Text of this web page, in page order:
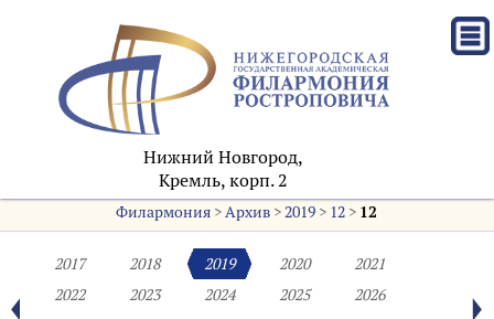
Нижний Новгород,
Кремль, корп. 2
Филармония >Архив >2019 > 12 > 12
2017 2018 2019 2020
2021
2022
2023 2024 2025
2026